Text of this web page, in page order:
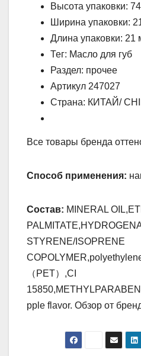
Высота упаковки:
Ширина упаковки:
Длина упаковки: 21
Тег: Масло для губ
Раздел: прочее
Артикул 247027
Страна: КИТАЙ/
Все товары бренда
Способ применения:
Состав: MINERAL
STYRENE/ISOPRENE
（PET）,CI
pple flavor. Обзор от